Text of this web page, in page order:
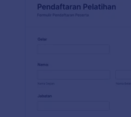
Pembuat Formulir seret dan
mengubah Formulir Pendaftaran
menyinkronkan kiriman
Dropbox, Slack, dan banyak